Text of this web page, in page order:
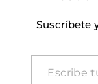
Suscríbete
Escribe tu correo electrónico…